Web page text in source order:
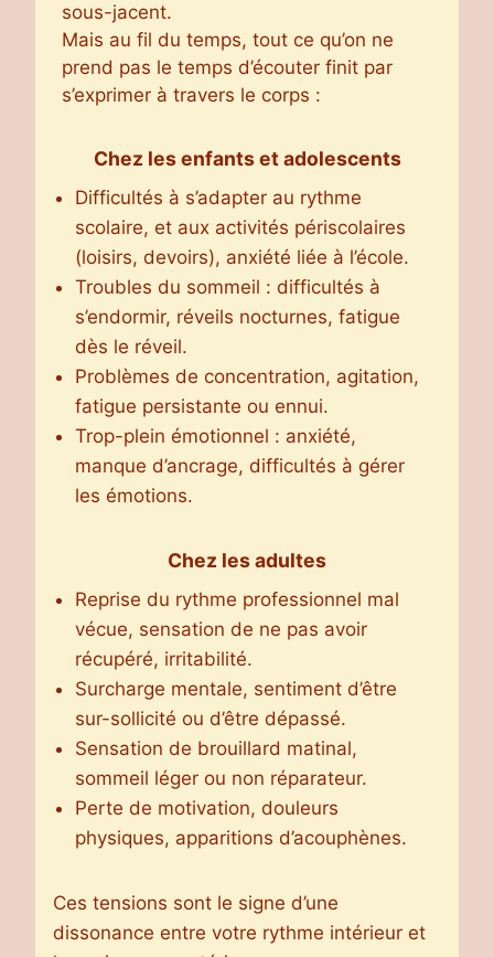
sous-jacent.
Mais au fil du temps, tout ce qu’on ne
prend pas le temps d’écouter finit par
s’exprimer à travers le corps :
Chez les enfants et adolescents
Difficultés à s’adapter au rythme
scolaire, et aux activités périscolaires
(loisirs, devoirs), anxiété liée à l’école.
Troubles du sommeil : difficultés à
s’endormir, réveils nocturnes, fatigue
dès le réveil.
Problèmes de concentration, agitation,
fatigue persistante ou ennui.
Trop-plein émotionnel : anxiété,
manque d’ancrage, difficultés à gérer
les émotions.
Chez les adultes
Reprise du rythme professionnel mal
vécue, sensation de ne pas avoir
récupéré, irritabilité.
Surcharge mentale, sentiment d’être
sur-sollicité ou d’être dépassé.
Sensation de brouillard matinal,
sommeil léger ou non réparateur.
Perte de motivation, douleurs
physiques, apparitions d’acouphènes.
Ces tensions sont le signe d’une
dissonance entre votre rythme intérieur et